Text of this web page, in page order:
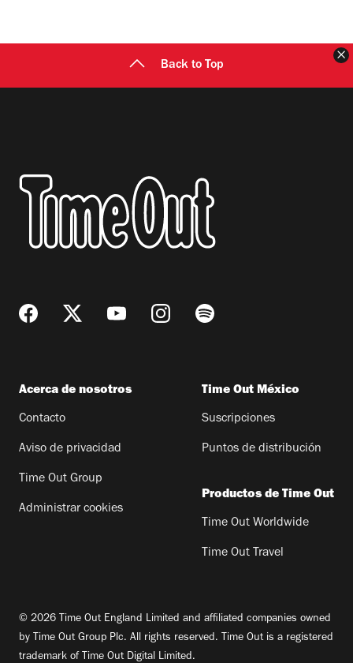
Back to Top
Acerca de nosotros
Contacto
Aviso de privacidad
Time Out Group
Administrar cookies
Time Out México
Suscripciones
Puntos de distribución
Productos de Time Out
Time Out Worldwide
Time Out Travel
© 2026 Time Out England Limited and affiliated companies owned
by Time Out Group Plc. All rights reserved. Time Out is a registered
trademark of Time Out Digital Limited.